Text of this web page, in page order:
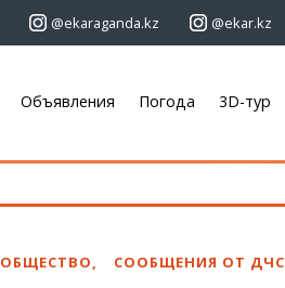
@ekaraganda.kz @ekar.kz
Объявления
Автомобили
Объявления Погода 3D-тур
ОБЩЕСТВО, СООБЩЕНИЯ ОТ ДЧС